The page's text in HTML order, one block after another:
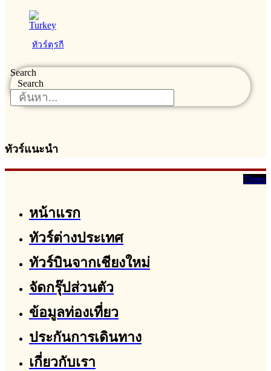
ทัวร์ตุรกี
Search
Search
ทัวร์แนะนำ
Times
หน้าแรก
ทัวร์ต่างประเทศ
ทัวร์บินจากเชียงใหม่
จัดกรุ๊ปส่วนตัว
ข้อมูลท่องเที่ยว
ประกันการเดินทาง
เกี่ยวกับเรา